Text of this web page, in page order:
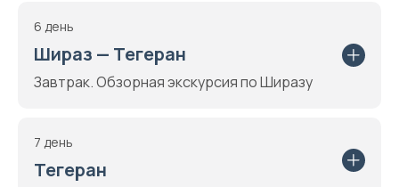
6 день
Шираз — Тегеран
Завтрак. Обзорная экскурсия по Ширазу
7 день
Тегеран